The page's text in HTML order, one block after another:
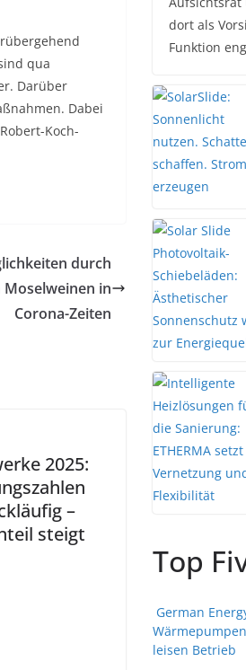
qua
Darüber
Dabei
Koch-
durch
in
Corona-Zeiten
2025:
–
steigt
dort als
Funktion
Top
German
leisen Betrieb